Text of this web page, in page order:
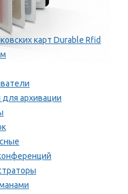
карт Durable Rfid
для архивации